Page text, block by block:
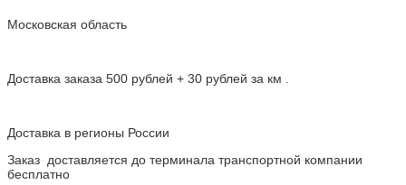
Московская область
Доставка заказа 500 рублей + 30 рублей за км .
Доставка в регионы России
Заказ доставляется до терминала транспортной компании
бесплатно